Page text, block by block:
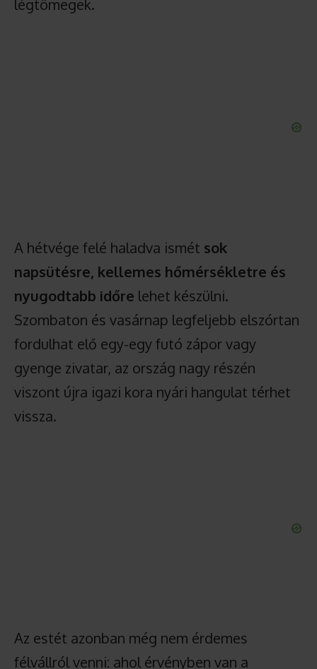
légtömegek.
A hétvége felé haladva ismét sok
napsütésre, kellemes hőmérsékletre és
nyugodtabb időre lehet készülni.
Szombaton és vasárnap legfeljebb elszórtan
fordulhat elő egy-egy futó zápor vagy
gyenge zivatar, az ország nagy részén
viszont újra igazi kora nyári hangulat térhet
vissza.
Az estét azonban még nem érdemes
félvállról venni: ahol érvényben van a